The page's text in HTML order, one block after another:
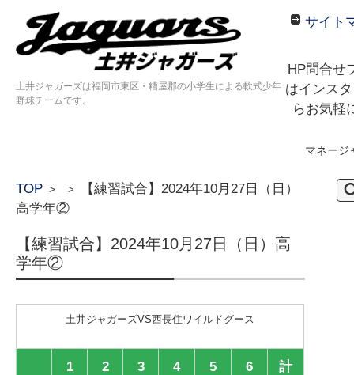
土井ジャガーズは福岡市東区・糟屋郡の小学生による軟式少年
野球チームです。
サイト
HP問合せ
はインス
らお気軽
マネー
TOP > >
【練習試合】2024年10月27日（日）
高学年②
【練習試合】2024年10月27日（日）高
学年②
土井ジャガーズVS西長住ワイルドグース
1 2 3 4 5 6 計
検
索: